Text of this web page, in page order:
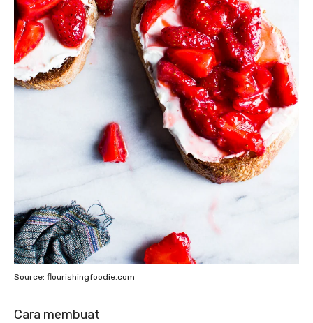
Source: flourishingfoodie.com
Cara membuat